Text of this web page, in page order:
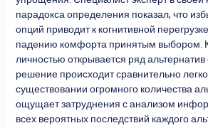
парадокса определения показал, что
опций приводит к когнитивной
падению комфорта принятым выбором.
личностью открывается ряд альтернатив
решение происходит сравнительно
существовании огромного количества
ощущает затруднения с анализом
всех вероятных последствий каждого